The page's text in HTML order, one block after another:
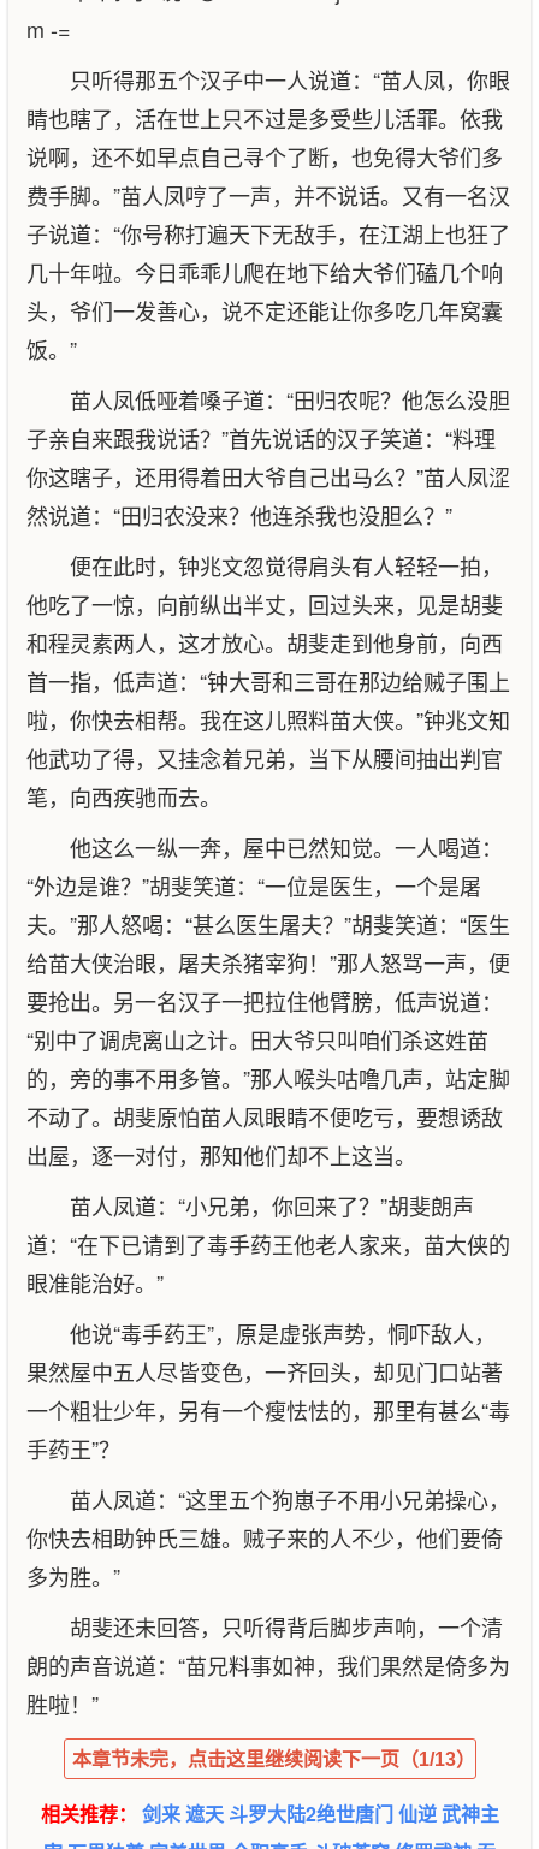
m -=
只听得那五个汉子中一人说道：“苗人凤，你眼
睛也瞎了，活在世上只不过是多受些儿活罪。依我
说啊，还不如早点自己寻个了断，也免得大爷们多
费手脚。”苗人凤哼了一声，并不说话。又有一名汉
子说道：“你号称打遍天下无敌手，在江湖上也狂了
几十年啦。今日乖乖儿爬在地下给大爷们磕几个响
头，爷们一发善心，说不定还能让你多吃几年窝囊
饭。”
苗人凤低哑着嗓子道：“田归农呢？他怎么没胆
子亲自来跟我说话？”首先说话的汉子笑道：“料理
你这瞎子，还用得着田大爷自己出马么？”苗人凤涩
然说道：“田归农没来？他连杀我也没胆么？”
便在此时，钟兆文忽觉得肩头有人轻轻一拍，
他吃了一惊，向前纵出半丈，回过头来，见是胡斐
和程灵素两人，这才放心。胡斐走到他身前，向西
首一指，低声道：“钟大哥和三哥在那边给贼子围上
啦，你快去相帮。我在这儿照料苗大侠。”钟兆文知
他武功了得，又挂念着兄弟，当下从腰间抽出判官
笔，向西疾驰而去。
他这么一纵一奔，屋中已然知觉。一人喝道：
“外边是谁？”胡斐笑道：“一位是医生，一个是屠
夫。”那人怒喝：“甚么医生屠夫？”胡斐笑道：“医生
给苗大侠治眼，屠夫杀猪宰狗！”那人怒骂一声，便
要抢出。另一名汉子一把拉住他臂膀，低声说道：
“别中了调虎离山之计。田大爷只叫咱们杀这姓苗
的，旁的事不用多管。”那人喉头咕噜几声，站定脚
不动了。胡斐原怕苗人凤眼睛不便吃亏，要想诱敌
出屋，逐一对付，那知他们却不上这当。
苗人凤道：“小兄弟，你回来了？”胡斐朗声
道：“在下已请到了毒手药王他老人家来，苗大侠的
眼准能治好。”
他说“毒手药王”，原是虚张声势，恫吓敌人，
果然屋中五人尽皆变色，一齐回头，却见门口站著
一个粗壮少年，另有一个瘦怯怯的，那里有甚么“毒
手药王”？
苗人凤道：“这里五个狗崽子不用小兄弟操心，
你快去相助钟氏三雄。贼子来的人不少，他们要倚
多为胜。”
胡斐还未回答，只听得背后脚步声响，一个清
朗的声音说道：“苗兄料事如神，我们果然是倚多为
胜啦！”
本章节未完，点击这里继续阅读下一页（1/13）
相关推荐： 剑来遮天 斗罗大陆2绝世唐门仙逆武神主